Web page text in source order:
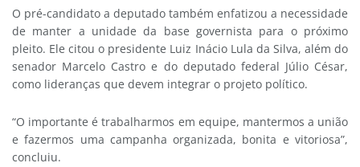
O pré-candidato a deputado também enfatizou a necessidade
de manter a unidade da base governista para o próximo
pleito. Ele citou o presidente Luiz Inácio Lula da Silva, além do
senador Marcelo Castro e do deputado federal Júlio César,
como lideranças que devem integrar o projeto político.
“O importante é trabalharmos em equipe, mantermos a união
e fazermos uma campanha organizada, bonita e vitoriosa”,
concluiu.